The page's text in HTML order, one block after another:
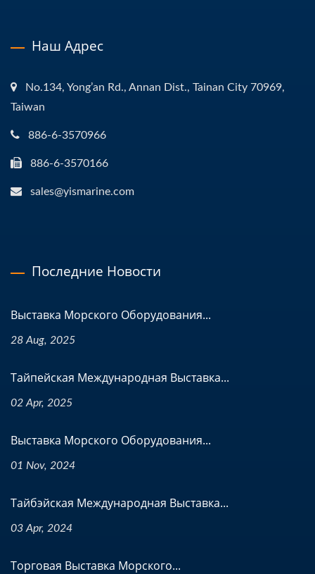
Наш Адрес
No.134, Yong’an Rd., Annan Dist., Tainan City 70969,
Taiwan
886-6-3570966
886-6-3570166
sales@yismarine.com
Последние Новости
Выставка Морского Оборудования...
28 Aug, 2025
Тайпейская Международная Выставка...
02 Apr, 2025
Выставка Морского Оборудования...
01 Nov, 2024
Тайбэйская Международная Выставка...
03 Apr, 2024
Торговая Выставка Морского...